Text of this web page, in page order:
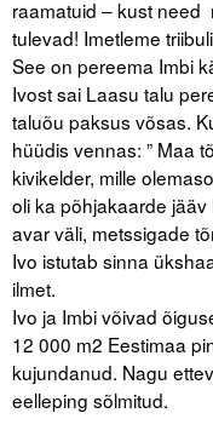
raamatuid – kust need
tulevad! Imetleme
See on pereema Imbi
Ivost sai Laasu talu
taluõu paksus võsas.
hüüdis vennas: ” Maa
kivikelder, mille
oli ka põhjakaarde
avar väli, metssigade
Ivo istutab sinna
ilmet.
Ivo ja Imbi võivad
12 000 m2 Eestimaa
kujundanud. Nagu
eelleping sõlmitud.